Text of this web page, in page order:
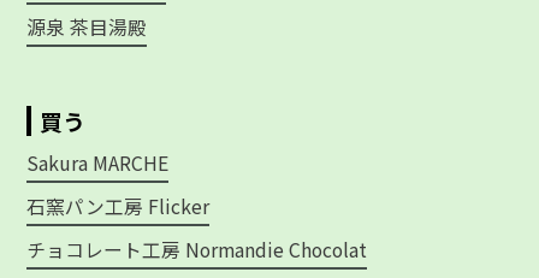
源泉 茶目湯殿
買う
Sakura MARCHE
石窯パン工房 Flicker
チョコレート工房 Normandie Chocolat